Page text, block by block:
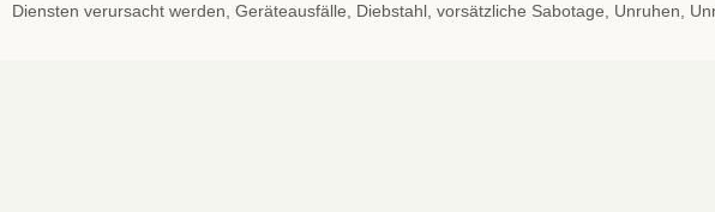
Diensten verursacht werden, Geräteausfälle, Diebstahl, vorsätzliche Sabotage, Unruhen,